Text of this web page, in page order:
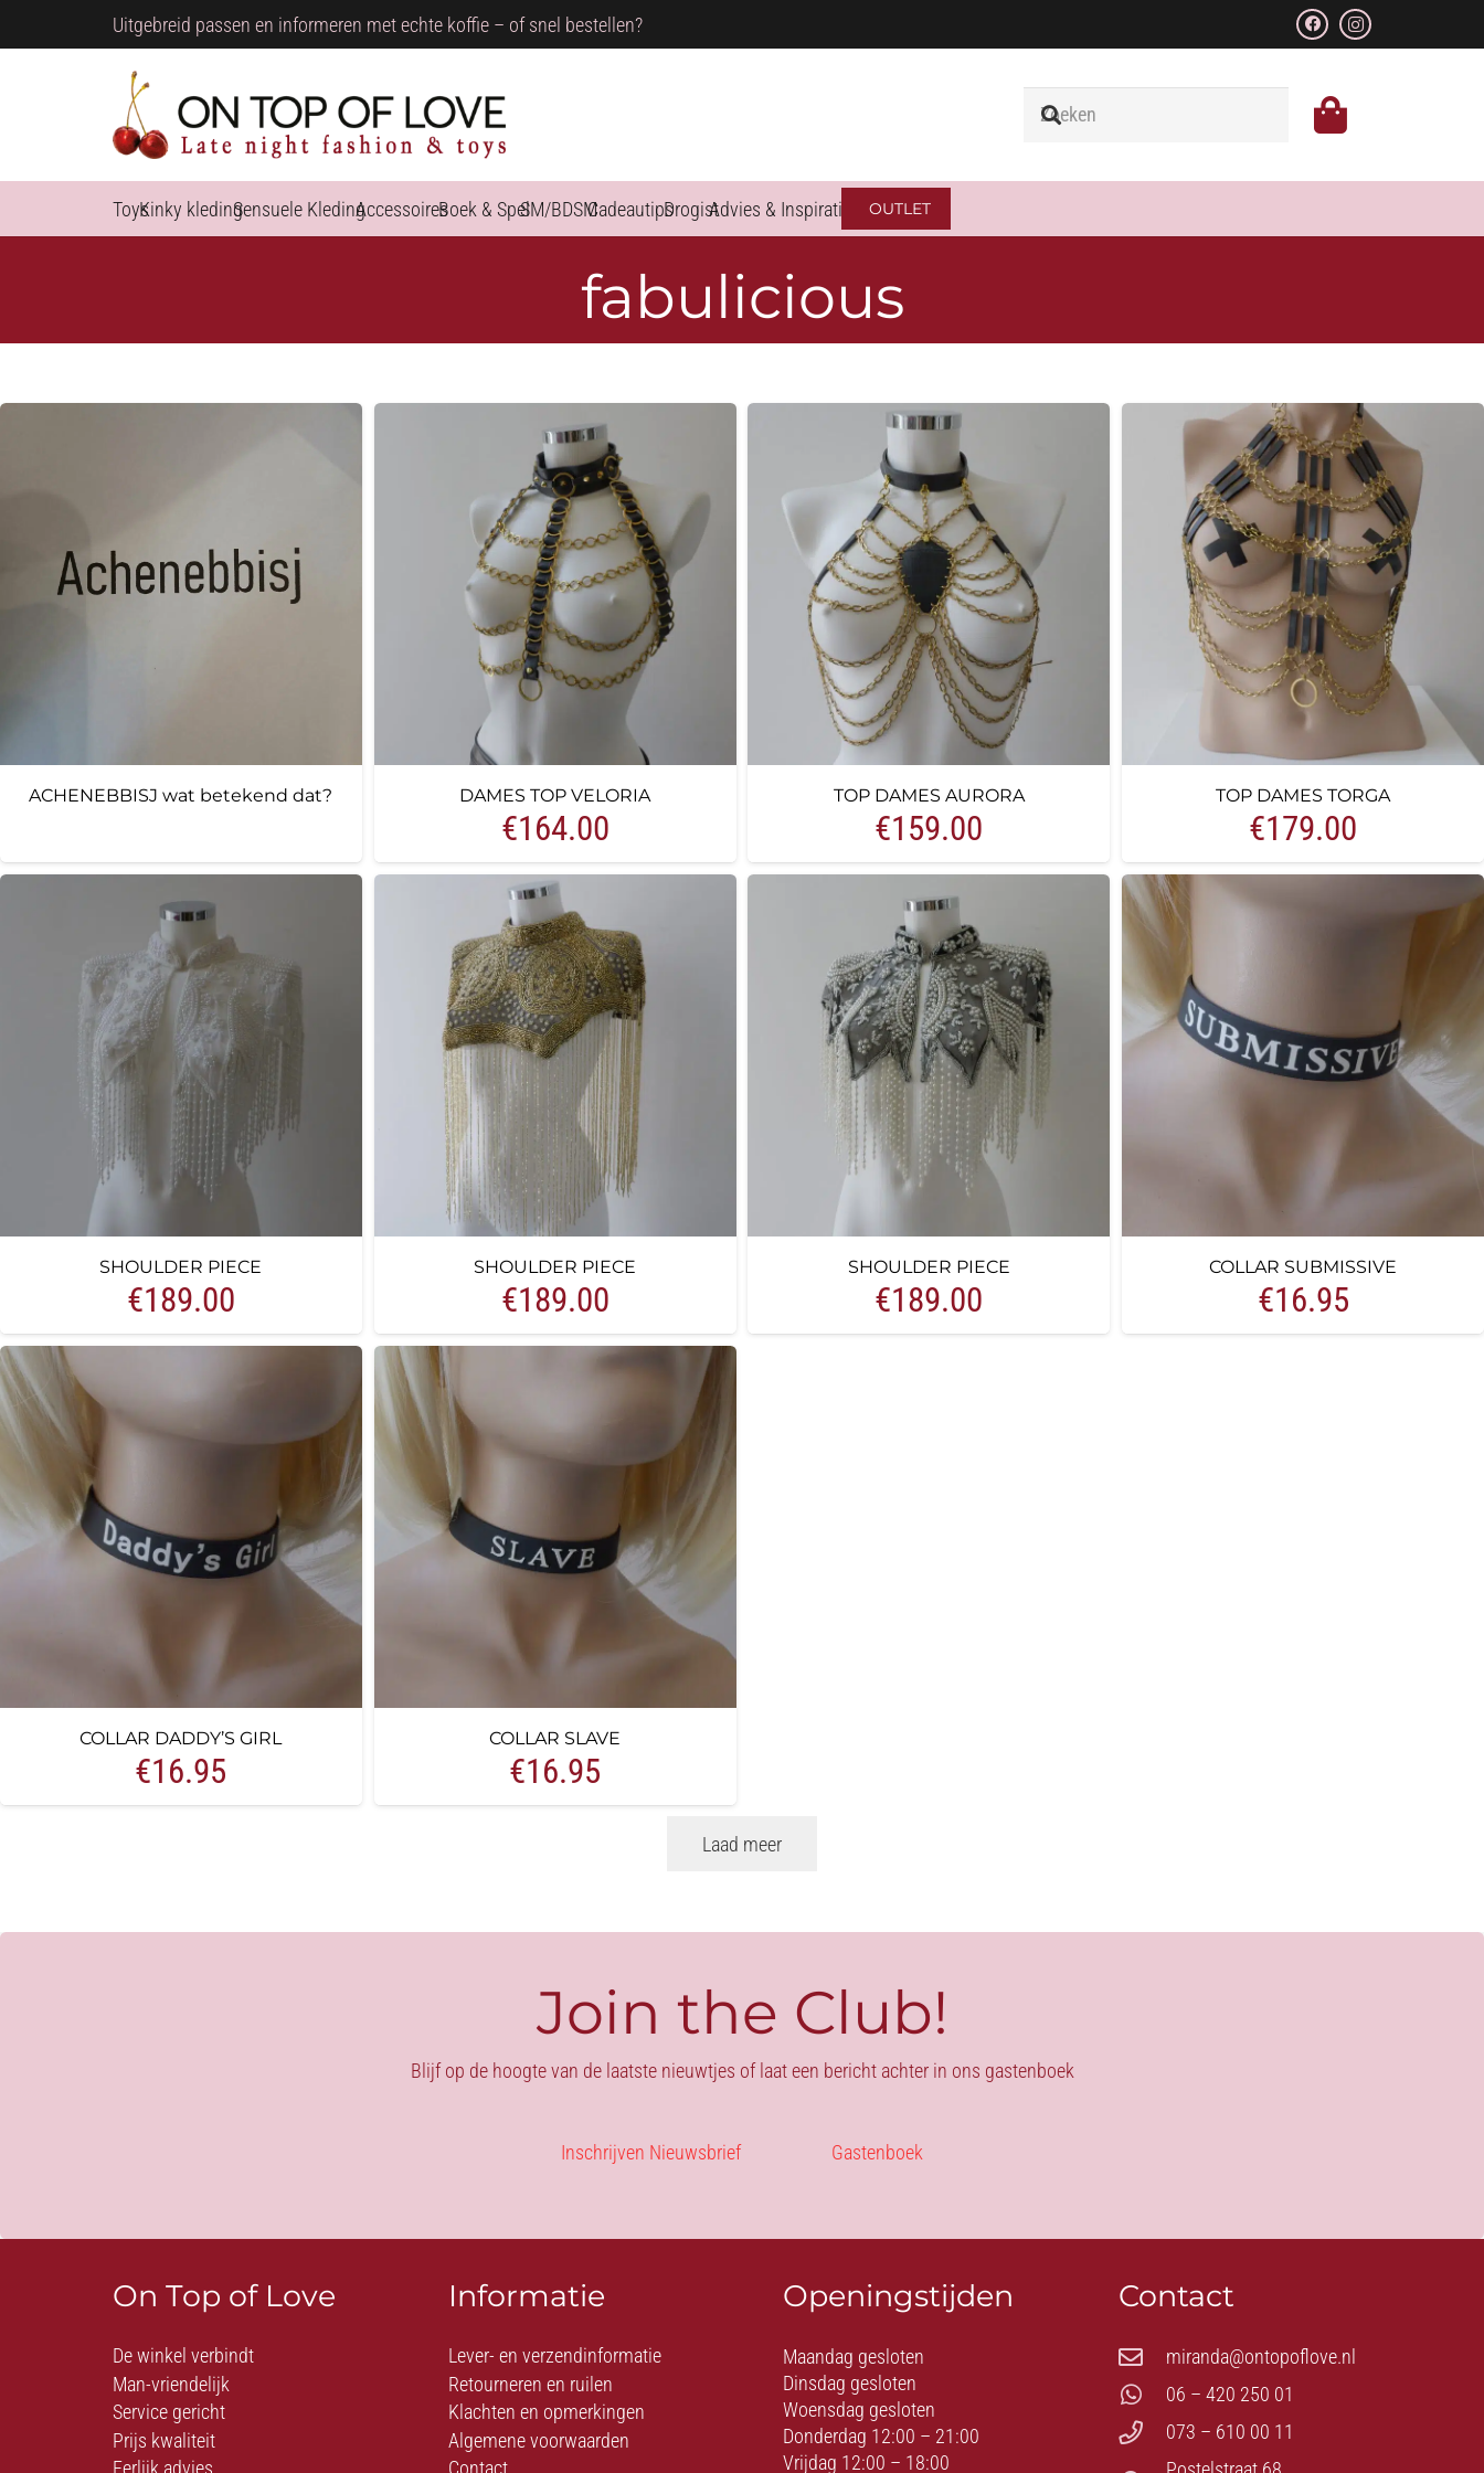
Uitgebreid passen en informeren met echte koffie – of snel bestellen?
ToysKinky kledingSensuele KledingAccessoiresBoek & SpelSM/BDSMCadeautipsDrogistAdvies & Inspiratie OUTLET
fabulicious
ACHENEBBISJ wat betekend dat? DAMES TOP VELORIA
€164.00
TOP DAMES AURORA
€159.00
TOP DAMES TORGA
€179.00
SHOULDER PIECE
€189.00
SHOULDER PIECE
€189.00
SHOULDER PIECE
€189.00
COLLAR SUBMISSIVE
€16.95
COLLAR DADDY’S GIRL
€16.95
COLLAR SLAVE
€16.95
Laad meer
Join the Club!
Blijf op de hoogte van de laatste nieuwtjes of laat een bericht achter in ons gastenboek
Inschrijven Nieuwsbrief Gastenboek
On Top of Love
De winkel verbindt
Man-vriendelijk
Service gericht
Prijs kwaliteit
Informatie
Lever- en verzendinformatie
Retourneren en ruilen
Klachten en opmerkingen
Algemene voorwaarden
Openingstijden
Maandag gesloten
Dinsdag gesloten
Woensdag gesloten
Donderdag 12:00 – 21:00
Vrijdag 12:00 – 18:00
Contact
miranda@ontopoflove.nl
06 – 420 250 01
073 – 610 00 11